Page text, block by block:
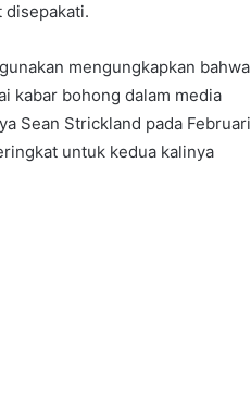
disepakati.
mengungkapkan bahwa
kabar bohong dalam media
Sean Strickland pada Februari
untuk kedua kalinya